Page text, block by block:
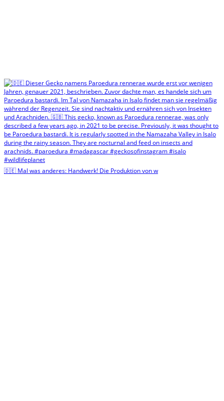
🇩🇪 Mal was anderes: Handwerk! Die Produktion von w